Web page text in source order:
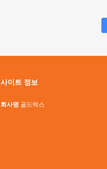
사이트 정보
회사명 골드럭스